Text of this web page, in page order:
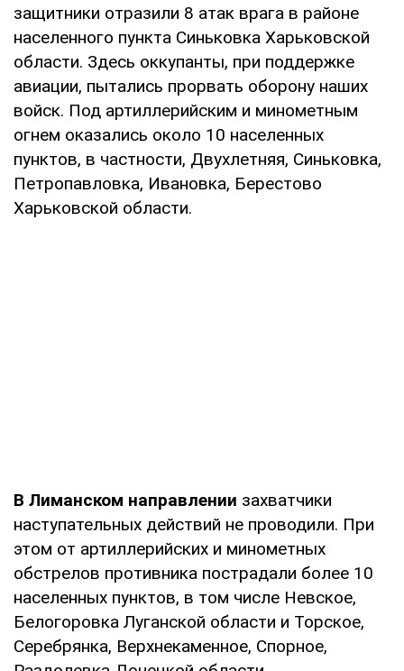
защитники отразили 8 атак врага в районе
населенного пункта Синьковка Харьковской
области. Здесь оккупанты, при поддержке
авиации, пытались прорвать оборону наших
войск. Под артиллерийским и минометным
огнем оказались около 10 населенных
пунктов, в частности, Двухлетняя, Синьковка,
Петропавловка, Ивановка, Берестово
Харьковской области.
В Лиманском направлении захватчики
наступательных действий не проводили. При
этом от артиллерийских и минометных
обстрелов противника пострадали более 10
населенных пунктов, в том числе Невское,
Белогоровка Луганской области и Торское,
Серебрянка, Верхнекаменное, Спорное,